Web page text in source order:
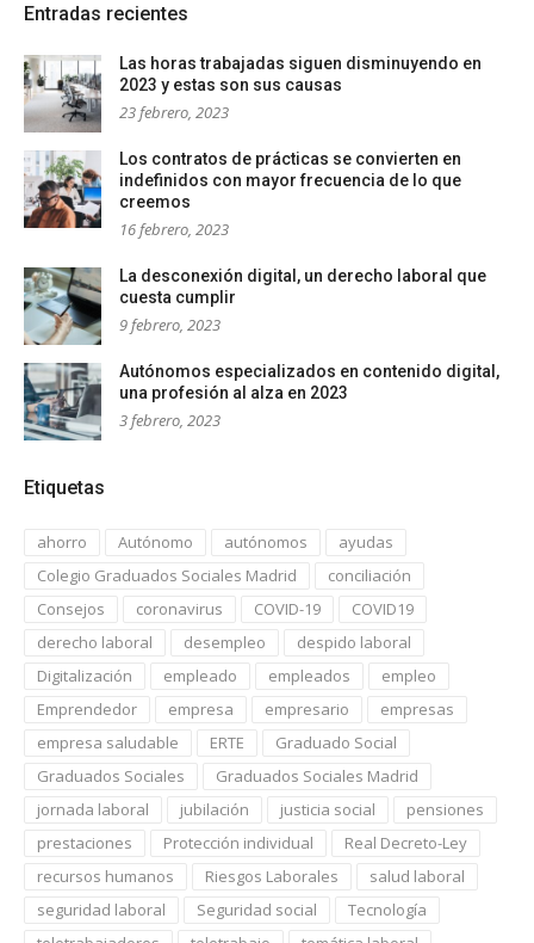
Entradas recientes
Las horas trabajadas siguen disminuyendo en
2023 y estas son sus causas
23 febrero, 2023
Los contratos de prácticas se convierten en
indefinidos con mayor frecuencia de lo que
creemos
16 febrero, 2023
La desconexión digital, un derecho laboral que
cuesta cumplir
9 febrero, 2023
Autónomos especializados en contenido digital,
una profesión al alza en 2023
3 febrero, 2023
Etiquetas
ahorro Autónomo autónomos
ayudas
Colegio Graduados Sociales Madrid
conciliación
Consejos
coronavirus COVID-19
COVID19
derecho laboral
desempleo
despido laboral
Digitalización
empleado empleados
empleo
Emprendedor
empresa empresario
empresas
empresa saludable
ERTE
Graduado Social
Graduados Sociales
Graduados Sociales Madrid
jornada laboral
jubilación justicia social
pensiones
prestaciones
Protección individual
Real Decreto-Ley
recursos humanos
Riesgos Laborales
salud laboral
seguridad laboral
Seguridad social
Tecnología